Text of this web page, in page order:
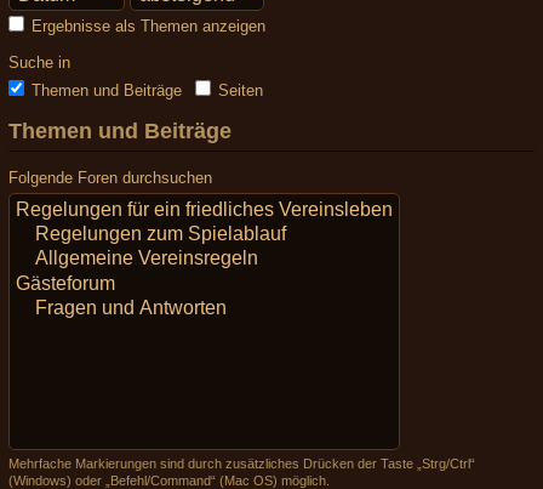
Ergebnisse als Themen anzeigen
Suche in
Themen und Beiträge
Seiten
Themen und Beiträge
Folgende Foren durchsuchen
Mehrfache Markierungen sind durch zusätzliches Drücken der Taste „Strg/Ctrl“
(Windows) oder „Befehl/Command“ (Mac OS) möglich.